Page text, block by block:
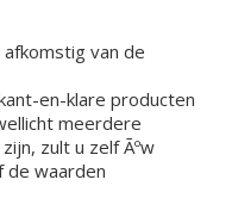
van de
en-klare producten
meerdere
zult u zelf Ãºw
de waarden